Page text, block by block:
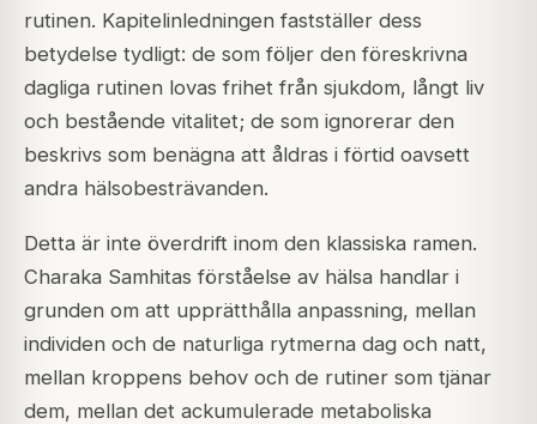
rutinen. Kapitelinledningen fastställer dess
betydelse tydligt: de som följer den föreskrivna
dagliga rutinen lovas frihet från sjukdom, långt liv
och bestående vitalitet; de som ignorerar den
beskrivs som benägna att åldras i förtid oavsett
andra hälsobesträvanden.
Detta är inte överdrift inom den klassiska ramen.
Charaka Samhitas förståelse av hälsa handlar i
grunden om att upprätthålla anpassning, mellan
individen och de naturliga rytmerna dag och natt,
mellan kroppens behov och de rutiner som tjänar
dem, mellan det ackumulerade metaboliska